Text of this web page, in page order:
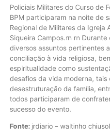
Policiais Militares do Curso de
BPM participaram na noite de
Regional de Militares da Igreja
Siqueira Campos.rn rn
diversos assuntos pertinentes
conciliação à vida religiosa,
espiritualidade como
desafios da vida moderna, tais
desestruturação da família,
todos participaram de
sucesso do evento.
Fonte: jrdiario – waltinho